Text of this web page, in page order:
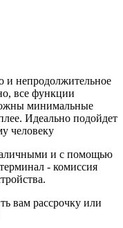
и непродолжительное
все функции
минимальные
Идеально подойдет
человеку
и с помощью
- комиссия
вам рассрочку или